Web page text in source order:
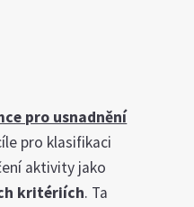
pro usnadnění
pro klasifikaci
aktivity jako
kritériích. Ta